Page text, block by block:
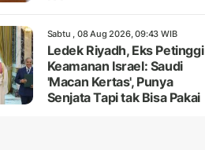
Sabtu , 08 Aug 2026, 09:43 WIB
Ledek Riyadh, Eks Petinggi
Keamanan Israel: Saudi
'Macan Kertas', Punya
Senjata Tapi tak Bisa Pakai